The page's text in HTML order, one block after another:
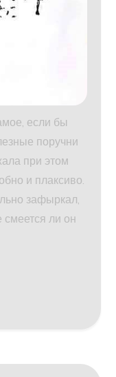
если бы
поручни
при этом
и плаксиво.
зафыркал,
ли он